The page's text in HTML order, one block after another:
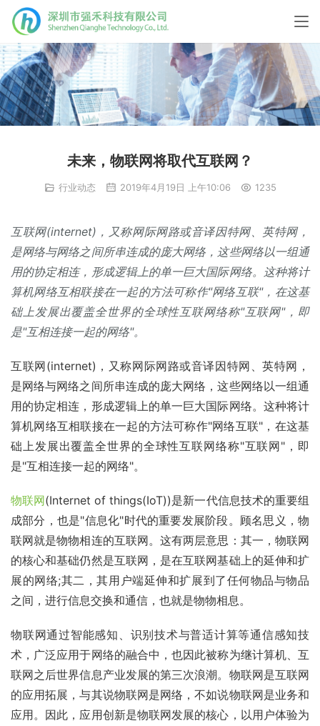
未来，物联网将取代互联网？
行业动态 2019年4月19日 上午10:06 1235
互联网(internet)，又称网际网路或音译因特网、英特网，
是网络与网络之间所串连成的庞大网络，这些网络以一组通
用的协定相连，形成逻辑上的单一巨大国际网络。这种将计
算机网络互相联接在一起的方法可称作"网络互联"，在这基
础上发展出覆盖全世界的全球性互联网络称"互联网"，即
是"互相连接一起的网络"。
互联网(internet)，又称网际网路或音译因特网、英特网，
是网络与网络之间所串连成的庞大网络，这些网络以一组通
用的协定相连，形成逻辑上的单一巨大国际网络。这种将计
算机网络互相联接在一起的方法可称作"网络互联"，在这基
础上发展出覆盖全世界的全球性互联网络称"互联网"，即
是"互相连接一起的网络"。
物联网(Internet of things(IoT))是新一代信息技术的重要组
成部分，也是"信息化"时代的重要发展阶段。顾名思义，物
联网就是物物相连的互联网。这有两层意思：其一，物联网
的核心和基础仍然是互联网，是在互联网基础上的延伸和扩
展的网络;其二，其用户端延伸和扩展到了任何物品与物品
之间，进行信息交换和通信，也就是物物相息。
物联网通过智能感知、识别技术与普适计算等通信感知技
术，广泛应用于网络的融合中，也因此被称为继计算机、互
联网之后世界信息产业发展的第三次浪潮。物联网是互联网
的应用拓展，与其说物联网是网络，不如说物联网是业务和
应用。因此，应用创新是物联网发展的核心，以用户体验为